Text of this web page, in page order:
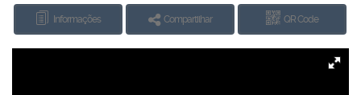
Informações Compartilhar QR Code